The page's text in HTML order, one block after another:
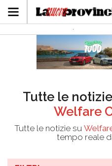
Tutte le
Welfare
Tutte le notizie su
tempo reale